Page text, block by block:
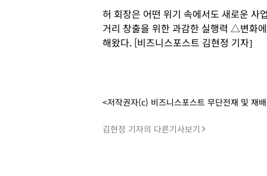
허 회장은 어떤 위기 속에서도 새로운
거리 창출을 위한 과감한 실행력 △변화
해왔다. [비즈니스포스트 김현정 기자]
<저작권자(c) 비즈니스포스트 무단전재 및 재
김현정 기자의 다른기사보기